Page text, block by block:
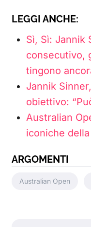
LEGGI ANCHE:
Sì, Sì: Jannik
consecutivo,
tingono
Jannik
obiettivo:
Australian
iconiche
ARGOMENTI
Australian Open